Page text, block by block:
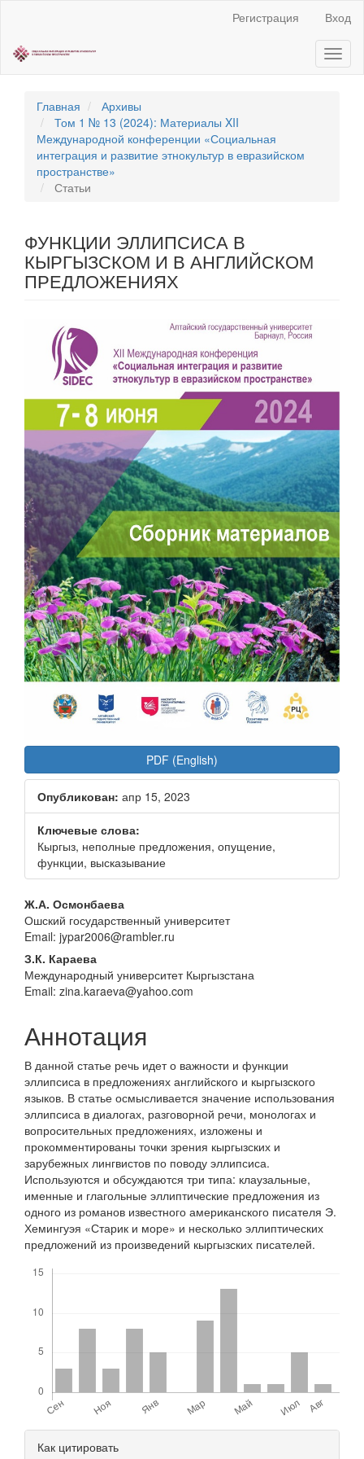
содержанию
страницы
навигация
Основное
содержание
Боковая
панель
Регистрация Вход
Главная
Архивы
Том 1 № 13 (2024): Материалы XII
Международной конференции «Социальная
интеграция и развитие этнокультур в евразийском
пространстве»
Статьи
ФУНКЦИИ ЭЛЛИПСИСА В
КЫРГЫЗСКОМ И В АНГЛИЙСКОМ
ПРЕДЛОЖЕНИЯХ
Статья
боковой
панели
PDF (English)
Опубликован: апр 15, 2023
Ключевые слова:
Кыргыз, неполные предложения, опущение,
функции, высказывание
Основное
содержание
статьи
Ж.А. Осмонбаева
Ошский государственный университет
Email: jypar2006@rambler.ru
З.К. Караева
Международный университет Кыргызстана
Email: zina.karaeva@yahoo.com
Аннотация
В данной статье речь идет о важности и функции
эллипсиса в предложениях английского и кыргызского
языков. В статье осмысливается значение использования
эллипсиса в диалогах, разговорной речи, монологах и
вопросительных предложениях, изложены и
прокомментированы точки зрения кыргызских и
зарубежных лингвистов по поводу эллипсиса.
Используются и обсуждаются три типа: клаузальные,
именные и глагольные эллиптические предложения из
одного из романов известного американского писателя Э.
Хемингуэя «Старик и море» и несколько эллиптических
предложений из произведений кыргызских писателей.
Детали
Как цитировать